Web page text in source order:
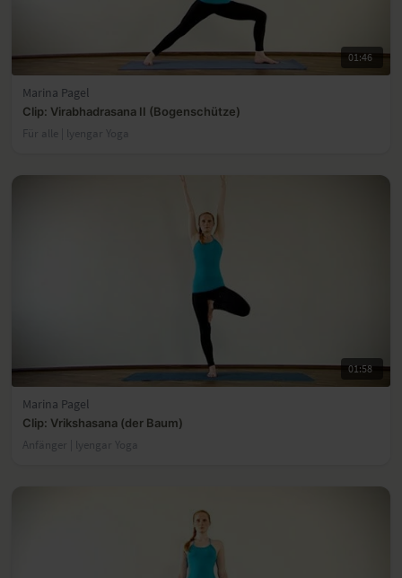
01:46
Marina Pagel
Clip: Virabhadrasana II (Bogenschütze)
Für alle | lyengar Yoga
01:58
Marina Pagel
Clip: Vrikshasana (der Baum)
Anfänger | lyengar Yoga